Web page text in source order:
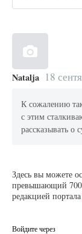
Natalja 18
К сожалению
с этим
рассказывать о
Здесь вы можете
превышающий 700
редакцией портала
Войдите через